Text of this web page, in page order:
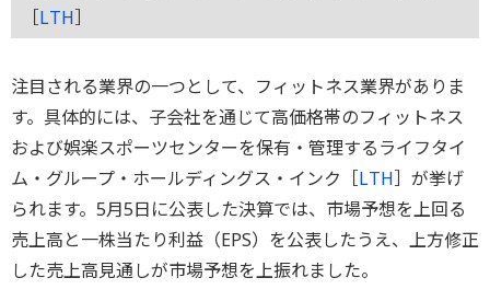
［LTH］
注目される業界の一つとして、フィットネス業界がありま
す。具体的には、子会社を通じて高価格帯のフィットネス
および娯楽スポーツセンターを保有・管理するライフタイ
ム・グループ・ホールディングス・インク［LTH］が挙げ
られます。5月5日に公表した決算では、市場予想を上回る
売上高と一株当たり利益（EPS）を公表したうえ、上方修正
した売上高見通しが市場予想を上振れました。